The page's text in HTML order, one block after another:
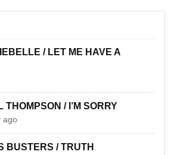
/ LET ME HAVE A
THOMPSON / I’M SORRY
ago
BUSTERS / TRUTH